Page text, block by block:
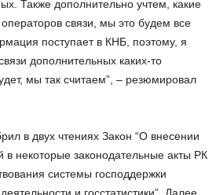
Также дополнительно учтем, какие
связи, мы это будем все
поступает в КНБ, поэтому, я
дополнительных каких-то
мы так считаем”, – резюмировал
в двух чтениях Закон “О внесении
некоторые законодательные акты РК
системы господдержки